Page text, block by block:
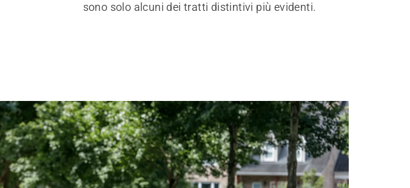
sono solo alcuni dei tratti distintivi più evidenti.